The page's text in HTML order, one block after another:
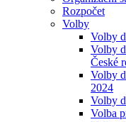
Rozpočet
Volby
Volby
Volby
České
Volby
2024
Volby
Volba